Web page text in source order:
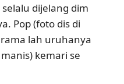
dijelang dim
Pop (foto dis di
lah uruhanya
kemari se